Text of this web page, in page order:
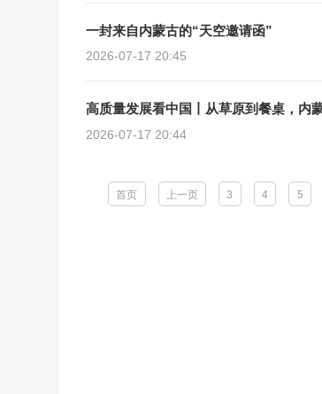
一封来自内蒙古的“天空邀请函”
2026-07-17 20:45
高质量发展看中国丨从草原到餐桌，内
2026-07-17 20:44
首页 上一页 3 4 5